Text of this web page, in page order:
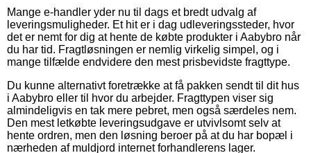
Mange e-handler yder nu til dags et bredt udvalg af
leveringsmuligheder. Et hit er i dag udleveringssteder, hvor
det er nemt for dig at hente de købte produkter i Aabybro når
du har tid. Fragtløsningen er nemlig virkelig simpel, og i
mange tilfælde endvidere den mest prisbevidste fragttype.
Du kunne alternativt foretrække at få pakken sendt til dit hus
i Aabybro eller til hvor du arbejder. Fragttypen viser sig
almindeligvis en tak mere pebret, men også særdeles nem.
Den mest letkøbte leveringsudgave er utvivlsomt selv at
hente ordren, men den løsning beroer på at du har bopæl i
nærheden af muldjord internet forhandlerens lager.